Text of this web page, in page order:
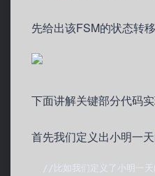
先给出该FSM的状态转移
下面讲解关键部分代码
首先我们定义出小明一
//比如我们定义了小明